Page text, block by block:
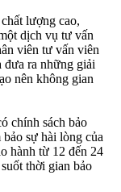
lượng cao,
dịch vụ tư vấn
viên tư vấn viên
đưa ra những giải
nên không gian
chính sách bảo
sự hài lòng của
hành từ 12 đến 24
thời gian bảo